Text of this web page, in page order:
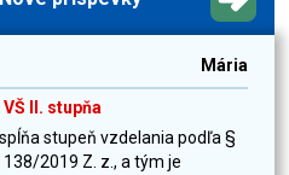
Mária
II. stupňa
stupeň vzdelania podľa §
2019 Z. z., a tým je